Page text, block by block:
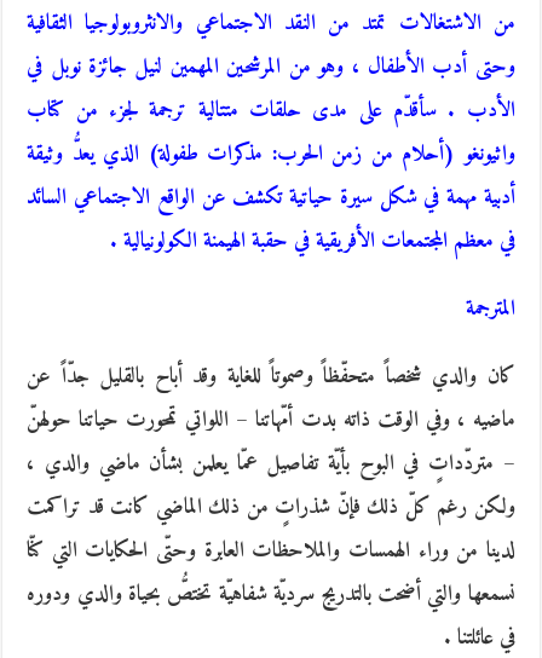
من الاشتغالات تمتد من النقد الاجتماعي والانثروبولوجيا الثقافية
وحتى أدب الأطفال ، وهو من المرشحين المهمين لنيل جائزة نوبل في
الأدب . سأقدّم على مدى حلقات متتالية ترجمة لجزء من كتاب
واثيونغو (أحلام من زمن الحرب: مذكرات طفولة) الذي يعدُّ وثيقة
أدبية مهمة في شكل سيرة حياتية تكشف عن الواقع الاجتماعي السائد
في معظم المجتمعات الأفريقية في حقبة الهيمنة الكولونيالية .
المترجمة
كان والدي شخصاً متحفّظاً وصموتاً للغاية وقد أباح بالقليل جدّاً عن
ماضيه ، وفي الوقت ذاته بدت أمّهاتنا – اللواتي تمحورت حياتنا حولهنّ
– متردّداتٍ في البوح بأيّة تفاصيل عمّا يعلمن بشأن ماضي والدي ،
ولكن رغم كلّ ذلك فإنّ شذراتٍ من ذلك الماضي كانت قد تراكمت
لدينا من وراء الهمسات والملاحظات العابرة وحتّى الحكايات التي كنّا
نسمعها والتي أضحت بالتدريج سرديّة شفاهيّة تختصُّ بحياة والدي ودوره
في عائلتنا .